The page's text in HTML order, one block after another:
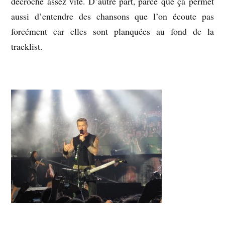
aussi d’entendre des chansons que l’on écoute pas
forcément car elles sont planquées au fond de la
tracklist.